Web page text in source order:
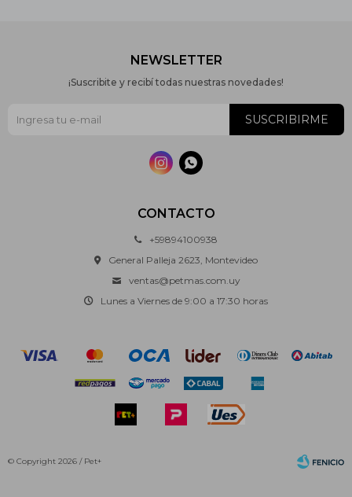
CONTACTO
+59894100938
General Palleja 2623, Montevideo
ventas@petmas.com.uy
Lunes a Viernes de 9:00 a 17:30 horas
NEWSLETTER
¡Suscribite y recibí todas nuestras novedades!
SUSCRIBIRME
 
© Copyright 2026 / Pet+